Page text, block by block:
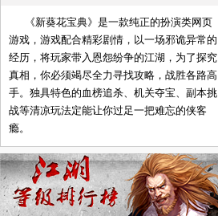
《新葵花宝典》是一款纯正的扮演类网页
游戏，游戏配合精彩剧情，以一场邪诡异常的
经历，将玩家带入恩怨纷争的江湖，为了探究
真相，你必须竭尽全力寻找攻略，战胜各路高
手。独具特色的血榜追杀、机关夺宝、副本挑
战等清凉玩法定能让你过足一把难忘的侠客
瘾。